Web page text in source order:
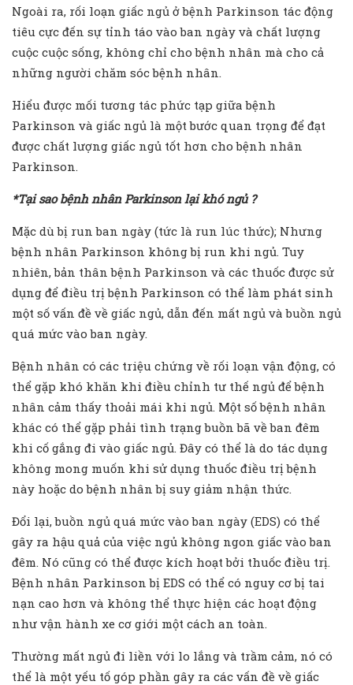
Ngoài ra, rối loạn giấc ngủ ở bệnh Parkinson tác động
tiêu cực đến sự tỉnh táo vào ban ngày và chất lượng
cuộc cuộc sống, không chỉ cho bệnh nhân mà cho cả
những người chăm sóc bệnh nhân.
Hiểu được mối tương tác phức tạp giữa bệnh
Parkinson và giấc ngủ là một bước quan trọng để đạt
được chất lượng giấc ngủ tốt hơn cho bệnh nhân
Parkinson.
*Tại sao bệnh nhân Parkinson lại khó ngủ ?
Mặc dù bị run ban ngày (tức là run lúc thức); Nhưng
bệnh nhân Parkinson không bị run khi ngủ. Tuy
nhiên, bản thân bệnh Parkinson và các thuốc được sử
dụng để điều trị bệnh Parkinson có thể làm phát sinh
một số vấn đề về giấc ngủ, dẫn đến mất ngủ và buồn ngủ
quá mức vào ban ngày.
Bệnh nhân có các triệu chứng về rối loạn vận động, có
thể gặp khó khăn khi điều chỉnh tư thế ngủ để bệnh
nhân cảm thấy thoải mái khi ngủ. Một số bệnh nhân
khác có thể gặp phải tình trạng buồn bã về ban đêm
khi cố gắng đi vào giấc ngủ. Đây có thể là do tác dụng
không mong muốn khi sử dụng thuốc điều trị bệnh
này hoặc do bệnh nhân bị suy giảm nhận thức.
Đổi lại, buồn ngủ quá mức vào ban ngày (EDS) có thể
gây ra hậu quả của việc ngủ không ngon giấc vào ban
đêm. Nó cũng có thể được kích hoạt bởi thuốc điều trị.
Bệnh nhân Parkinson bị EDS có thể có nguy cơ bị tai
nạn cao hơn và không thể thực hiện các hoạt động
như vận hành xe cơ giới một cách an toàn.
Thường mất ngủ đi liền với lo lắng và trầm cảm, nó có
thể là một yếu tố góp phần gây ra các vấn đề về giấc